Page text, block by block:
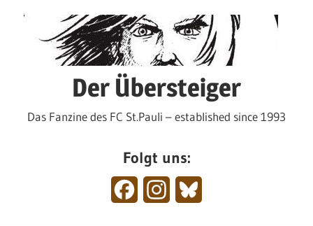
Der Übersteiger
Das Fanzine des FC St.Pauli – established since 1993
Folgt uns:
FacebookInstagram